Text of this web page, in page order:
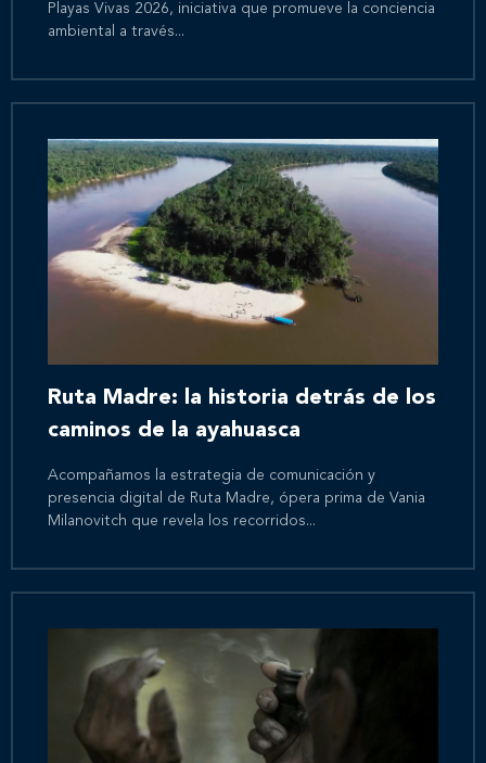
Playas Vivas 2026, iniciativa que promueve la conciencia
ambiental a través...
Ruta Madre: la historia detrás de los
caminos de la ayahuasca
Acompañamos la estrategia de comunicación y
presencia digital de Ruta Madre, ópera prima de Vania
Milanovitch que revela los recorridos...